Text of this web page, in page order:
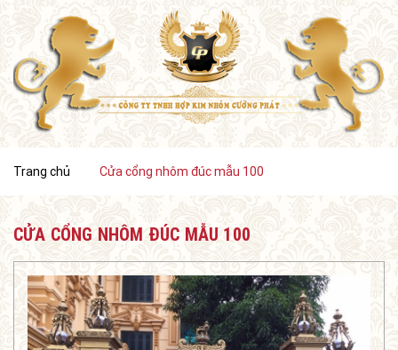
Trang chủ Cửa cổng nhôm đúc mẫu 100
CỬA CỔNG NHÔM ĐÚC MẪU 100